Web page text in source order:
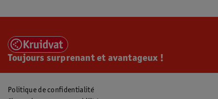
Toujours surprenant et avantageux !
Politique de confidentialité